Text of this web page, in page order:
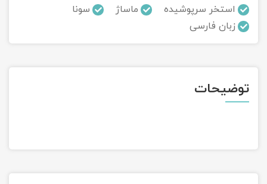
استخر سرپوشیده
ماساژ
سونا
زبان فارسی
توضیحات
تور سوباتان
تور چابهار
تور کاشان